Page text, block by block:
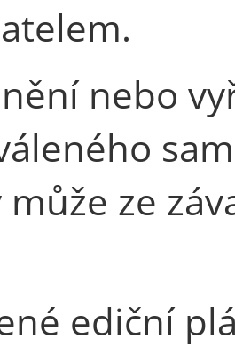
nebo
ze
ediční